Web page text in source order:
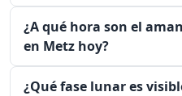
¿A qué hora son el
en Metz hoy?
¿Qué fase lunar es